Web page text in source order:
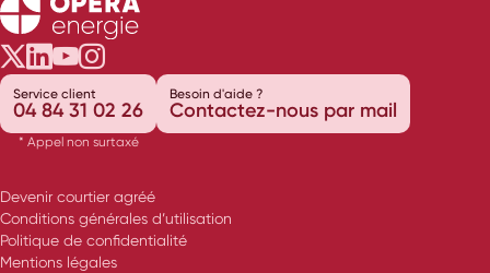
Opéra Énergie sur Twitter
Opéra Énergie sur LinkedIn
Opéra Énergie sur Youtube
Opéra Énergie sur Instagram
Service client
04 84 31 02 26
* Appel non surtaxé
Besoin d'aide ?
Contactez-nous par mail
Devenir courtier agréé
Conditions générales d’utilisation
Politique de confidentialité
Mentions légales